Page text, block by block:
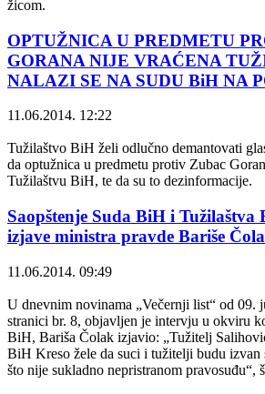
žicom.
OPTUŽNICA U PREDMETU
GORANA NIJE VRAĆENA
NALAZI SE NA SUDU BiH NA
11.06.2014. 12:22
Tužilaštvo BiH želi odlučno demantovati
da optužnica u predmetu protiv Zubac
Tužilaštvu BiH, te da su to dezinformacije.
Saopštenje Suda BiH i Tužilaštva
izjave ministra pravde Bariše
11.06.2014. 09:49
U dnevnim novinama „Večernji list“ od 09.
stranici br. 8, objavljen je intervju u okviru
BiH, Bariša Čolak izjavio: „Tužitelj
BiH Kreso žele da suci i tužitelji budu izvan
što nije sukladno nepristranom pravosuđu“,